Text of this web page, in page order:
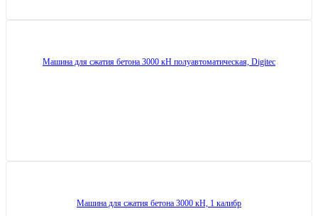
Машина для сжатия бетона 3000 кН полуавтоматическая, Digitec
Машина для сжатия бетона 3000 кН, 1 калибр